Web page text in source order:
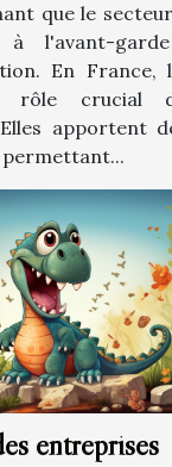
que le
à l'avant-
En France,
rôle crucial
apportent
entreprises